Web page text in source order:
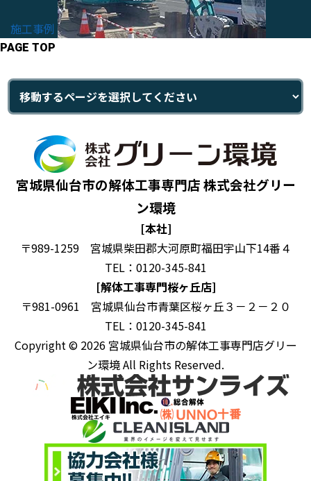
施工事例
PAGE TOP
宮城県仙台市の解体工事専門店 株式会社グリー
ン環境
[本社]
〒989-1259 宮城県柴田郡大河原町福田宇山下14番４
TEL：0120-345-841
[解体工事専門桜ヶ丘店]
〒981-0961 宮城県仙台市青葉区桜ヶ丘３－２－２０
TEL：0120-345-841
Copyright © 2026 宮城県仙台市の解体工事専門店グリー
ン環境 All Rights Reserved.